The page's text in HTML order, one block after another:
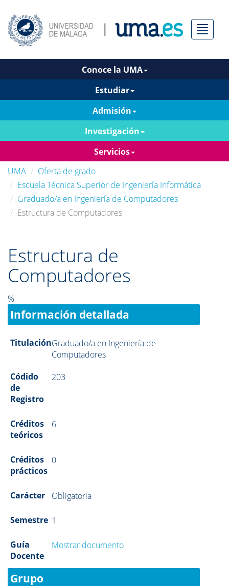
Menú
Conoce la UMA
Estudiar
Admisión
Investigación
Servicios
UMA
Oferta de grado
Escuela Técnica Superior de Ingeniería Informática
Graduado/a en Ingeniería de Computadores
Estructura de Computadores
Estructura de
Computadores
%
Información detallada
TitulaciónGraduado/a en Ingeniería de
Computadores
Códido
de
Registro
203
Créditos
teóricos
6
Créditos
prácticos
0
Carácter Obligatoria
Semestre 1
Guía
Docente
Mostrar documento
Grupo